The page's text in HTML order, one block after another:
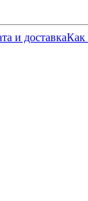
и доставкаКак